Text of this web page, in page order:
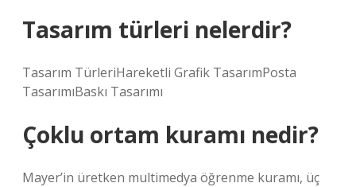
Tasarım türleri nelerdir?
Tasarım TürleriHareketli Grafik TasarımPosta
TasarımıBaskı Tasarımı
Çoklu ortam kuramı nedir?
Mayer’in üretken multimedya öğrenme kuramı, üç